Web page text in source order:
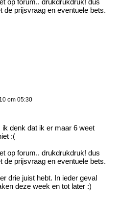
de prijsvraag en eventuele bets.
om 05:30
denk dat ik er maar 6 weet
:(
op forum.. drukdrukdruk! dus
de prijsvraag en eventuele bets.
drie juist hebt. In ieder geval
deze week en tot later :)